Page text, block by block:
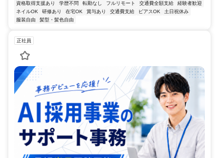
資格取得支援あり
学歴不問 転勤なし フルリモート 交通費全額支給
経験者歓迎
ネイルOK
研修あり 在宅OK 賞与あり 交通費支給 ピアスOK
土日祝休み
服装自由
髪型・髪色自由
正社員